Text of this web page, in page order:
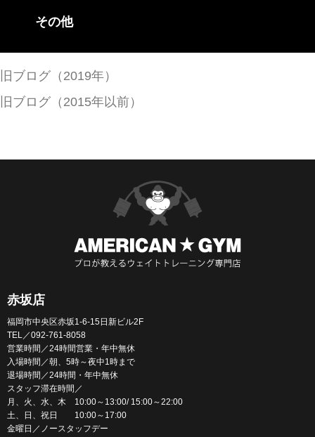
その他
旧ブログ（2019年）
旧ブログ（2015年以前）
赤坂店
福岡市中央区赤坂1-6-15日新ビル2F
TEL／092-761-8058
営業時間／24時間営業・年中無休
入場時間／朝、5時～夜中1時まで
退場時間／24時間・年中無休
スタッフ滞在時間／
月、火、水、木 10:00～13:00/ 15:00～22:00
土、日、祝日 10:00～17:00
金曜日／ノースタッフデー